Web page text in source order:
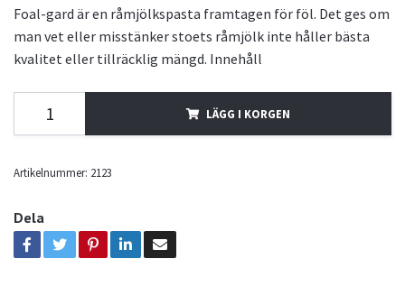
Foal-gard är en råmjölkspasta framtagen för föl. Det ges om
man vet eller misstänker stoets råmjölk inte håller bästa
kvalitet eller tillräcklig mängd. Innehåll
LÄGG I KORGEN
Artikelnummer: 2123
Dela